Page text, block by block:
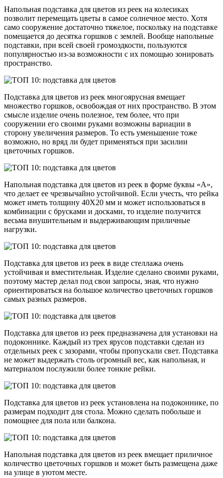
Напольная подставка для цветов из реек на колесиках
позволит перемещать цветы в самое солнечное место. Хотя
само сооружение достаточно тяжелое, поскольку на подставке
помещается до десятка горшков с землей. Вообще напольные
подставки, при всей своей громоздкости, пользуются
популярностью из-за возможности с их помощью зонировать
пространство.
Подставка для цветов из реек многоярусная вмещает
множество горшков, освобождая от них пространство. В этом
смысле изделие очень полезное, тем более, что при
сооружении его своими руками возможны вариации в
сторону увеличения размеров. То есть уменьшение тоже
возможно, но вряд ли будет применяться при засилии
цветочных горшков.
Напольная подставка для цветов из реек в форме буквы «А»,
что делает ее чрезвычайно устойчивой. Если учесть, что рейка
может иметь толщину 40Х20 мм и может использоваться в
комбинации с брусками и досками, то изделие получится
весьма внушительным и выдерживающим приличные
нагрузки.
Подставка для цветов из реек в виде стеллажа очень
устойчивая и вместительная. Изделие сделано своими руками,
поэтому мастер делал под свои запросы, зная, что нужно
ориентироваться на большое количество цветочных горшков
самых разных размеров.
Подставка для цветов из реек предназначена для установки на
подоконнике. Каждый из трех ярусов подставки сделан из
отдельных реек с зазорами, чтобы пропускали свет. Подставка
не может выдержать столь огромный вес, как напольная, и
материалом послужили более тонкие рейки.
Подставка для цветов из реек установлена на подоконнике, по
размерам подходит для стола. Можно сделать побольше и
помощнее для пола или балкона.
Напольная подставка для цветов из реек вмещает приличное
количество цветочных горшков и может быть размещена даже
на улице в уютом месте.